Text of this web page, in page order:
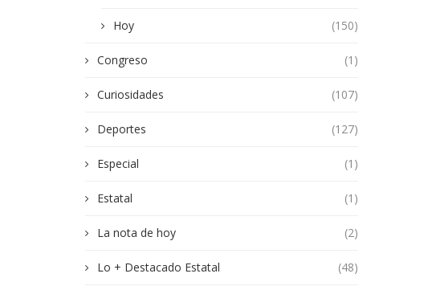
Hoy (150)
Congreso (1)
Curiosidades (107)
Deportes (127)
Especial (1)
Estatal (1)
La nota de hoy (2)
Lo + Destacado Estatal (48)